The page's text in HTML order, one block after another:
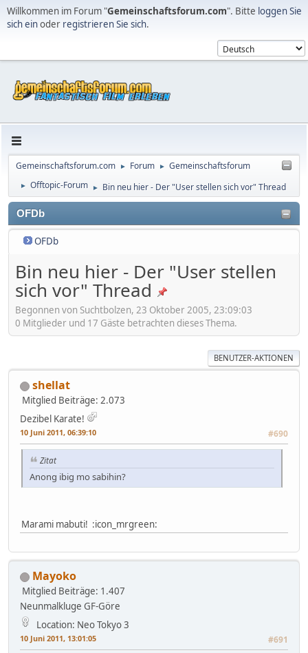
Willkommen im Forum "Gemeinschaftsforum.com". Bitte loggen Sie
sich einoder registrieren Sie sich.
Gemeinschaftsforum.com ► Forum ► Gemeinschaftsforum
► Offtopic-Forum ► Bin neu hier - Der "User stellen sich vor" Thread
OFDb
OFDb
Bin neu hier - Der "User stellen
sich vor" Thread
Begonnen von Suchtbolzen, 23 Oktober 2005, 23:09:03
0 Mitglieder und 17 Gäste betrachten dieses Thema.
BENUTZER-AKTIONEN
shellat
Mitglied Beiträge: 2.073
Dezibel Karate!
10 Juni 2011, 06:39:10 #690
Zitat
Anong ibig mo sabihin?
Marami mabuti! :icon_mrgreen:
Mayoko
Mitglied Beiträge: 1.407
Neunmalkluge GF-Göre
Location: Neo Tokyo 3
10 Juni 2011, 13:01:05 #691